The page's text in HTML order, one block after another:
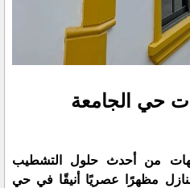
حي الجامعة
من أحدث حلول التشطيب
مظهرًا عصريًا أنيقًا في حي